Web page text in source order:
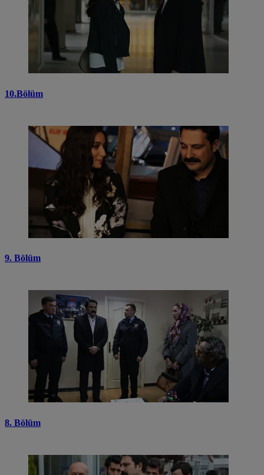
10.Bölüm
9. Bölüm
8. Bölüm